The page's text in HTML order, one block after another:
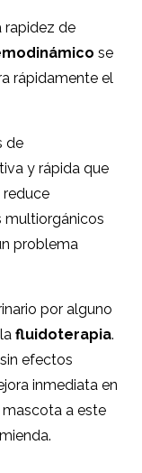
rapidez de
se
rápidamente el
de
y rápida que
reduce
multiorgánicos
problema
por alguno
fluidoterapia.
efectos
inmediata en
a este